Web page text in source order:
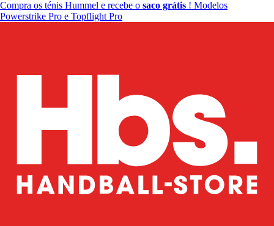
Compra os ténis Hummel e recebe o saco grátis ! Modelos
Powerstrike Pro e Topflight Pro